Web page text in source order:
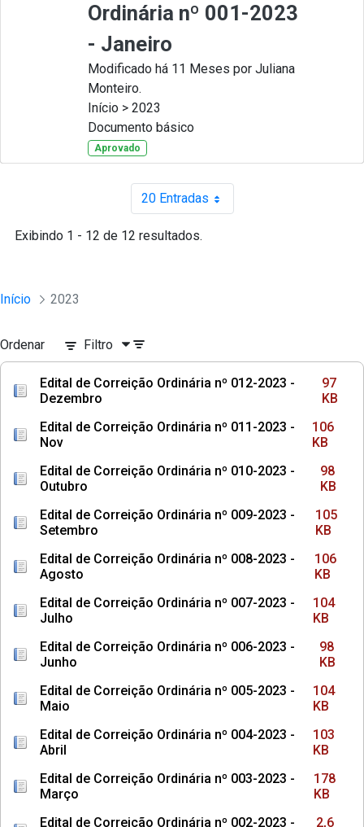
Ordinária nº 001-2023
- Janeiro
Modificado há 11 Meses por Juliana
Monteiro.
Início > 2023
Documento básico
Aprovado
20 EntradasPor página
Exibindo 1 - 12 de 12 resultados.
Início 2023
Ordenar Filtro
Edital de Correição Ordinária nº 012-2023 -
Dezembro
97
KB
Edital de Correição Ordinária nº 011-2023 -
Nov
106
KB
Edital de Correição Ordinária nº 010-2023 -
Outubro
98
KB
Edital de Correição Ordinária nº 009-2023 -
Setembro
105
KB
Edital de Correição Ordinária nº 008-2023 -
Agosto
106
KB
Edital de Correição Ordinária nº 007-2023 -
Julho
104
KB
Edital de Correição Ordinária nº 006-2023 -
Junho
98
KB
Edital de Correição Ordinária nº 005-2023 -
Maio
104
KB
Edital de Correição Ordinária nº 004-2023 -
Abril
103
KB
Edital de Correição Ordinária nº 003-2023 -
Março
178
KB
Edital de Correição Ordinária nº 002-2023 -
2,6